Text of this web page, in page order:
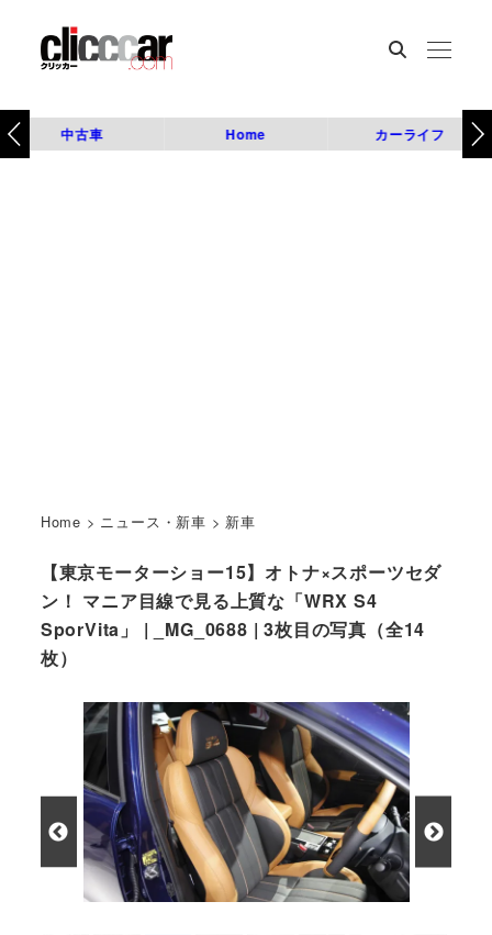
中古車 Home カーライフ
Home > ニュース・新車 > 新車
【東京モーターショー15】オトナ×スポーツセダ
ン！ マニア目線で見る上質な「WRX S4
SporVita」 | _MG_0688 | 3枚目の写真（全14
枚）